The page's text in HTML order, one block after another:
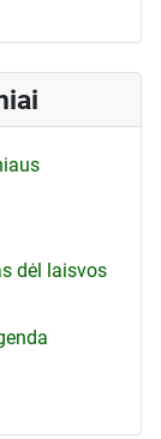
dėl laisvos